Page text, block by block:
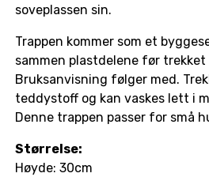
soveplassen sin.
Trappen kommer som et
sammen plastdelene før trekket
Bruksanvisning følger med.
teddystoff og kan vaskes lett i
Denne trappen passer for små
Størrelse:
Høyde: 30cm